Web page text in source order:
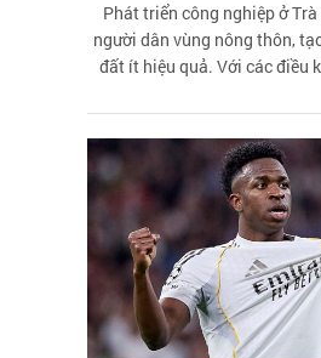
Phát triển công nghiệp ở
người dân vùng nông thôn,
đất ít hiệu quả. Với các điều